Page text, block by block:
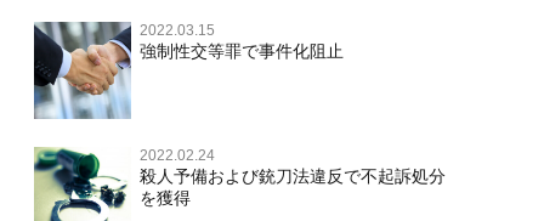
文書偽造・偽造文書行使
不正競争防止法
児童虐待・保護責任者遺棄
文書偽造・偽造文書行使
不正競争防止法
住居侵入等
名誉毀損・侮辱
2022.03.15
強制性交等罪で事件化阻止
2022.02.24
殺人予備および銃刀法違反で不起訴処分
を獲得